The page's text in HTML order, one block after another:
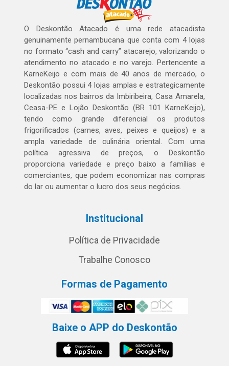
O Deskontão Atacado é uma rede atacadista
genuinamente pernambucana que conta com 4 lojas
no formato “cash and carry” atacarejo, valorizando o
atendimento no atacado e no varejo. Pertencente a
KarneKeijo e com mais de 40 anos de mercado, o
Deskontão possui 4 lojas amplas e estrategicamente
localizadas nos bairros da Imbiribeira, Casa Amarela,
Ceasa-PE e Lojão Deskontão (BR 101 KarneKeijo),
tendo como grande diferencial os produtos
frigorificados (carnes, aves, peixes e queijos) e a
ampla variedade de culinária oriental. Com uma
política agressiva de preços, o Deskontão
proporciona variedade e preço baixo a famílias e
comerciantes, que podem economizar nas compras
do lar ou aumentar o lucro dos seus negócios.
Institucional
Política de Privacidade
Trabalhe Conosco
Formas de Pagamento
Baixe o APP do Deskontão